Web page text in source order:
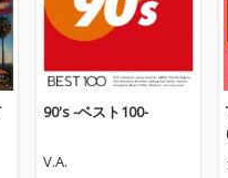
90's -ベスト100-
V.A.